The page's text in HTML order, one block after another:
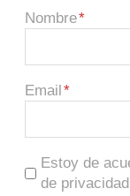
Nombre
Email
Estoy de
de